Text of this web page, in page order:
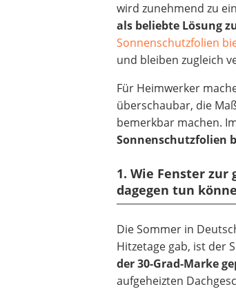
wird zunehmend zu
als beliebte Lösung
Sonnenschutzfolien
und bleiben zugleich
Für Heimwerker
überschaubar, die
bemerkbar machen.
Sonnenschutzfolien
1. Wie Fenster
dagegen tun
Die Sommer in
Hitzetage gab, ist der
der 30-Grad-Marke
aufgeheizten